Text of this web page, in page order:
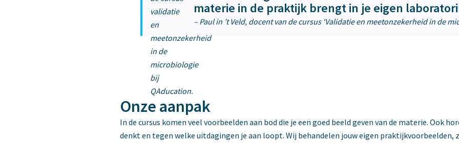
materie in de praktijk brengt in je eigen
– Paul in ’t Veld, docent van de cursus ‘Validatie en meetonzekerheid in de
Onze aanpak
In de cursus komen veel voorbeelden aan bod die je een goed beeld geven van de materie. Ook
denkt en tegen welke uitdagingen je aan loopt. Wij behandelen jouw eigen praktijkvoorbeelden,